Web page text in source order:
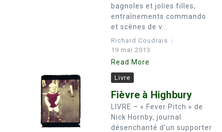
bagnoles et jolies filles,
entraînements commando
et scènes de v...
Richard Coudrais
19 mai 2013
Read More
Livre
Fièvre à Highbury
LIVRE – « Fever Pitch » de
Nick Hornby, journal
désenchanté d’un supporter